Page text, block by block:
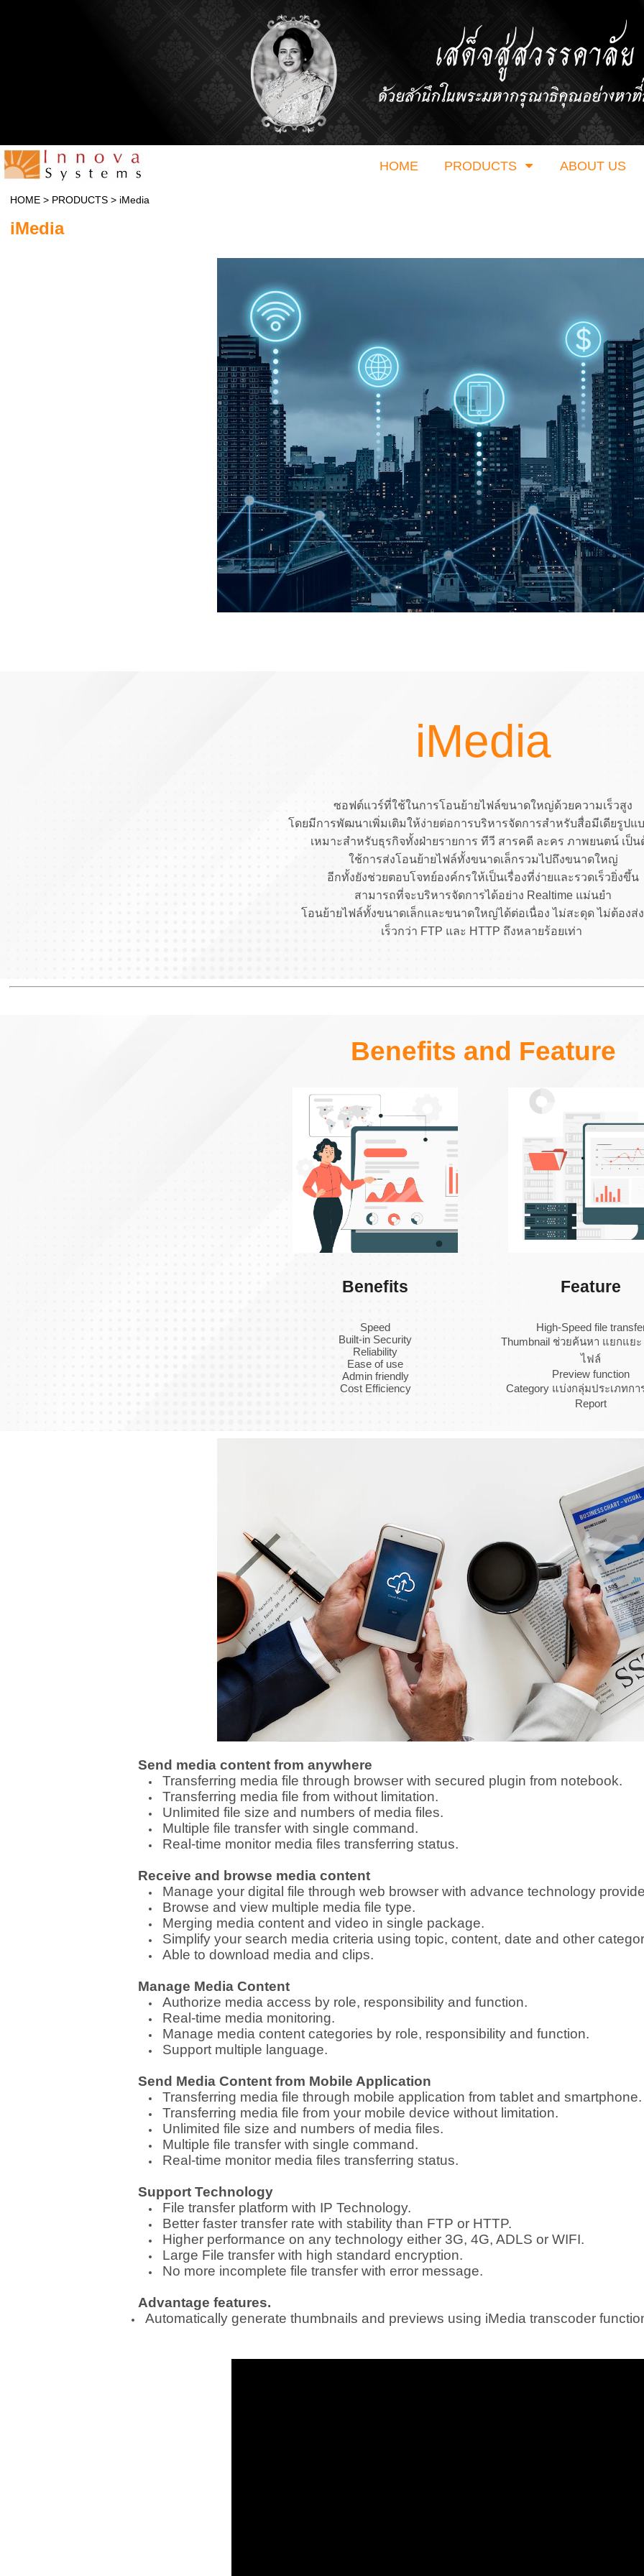
HOME PRODUCTS ABOUT US
HOME> PRODUCTS> iMedia
iMedia
iMedia
ซอฟต์แวร์ที่ใช้ในการโอนย้ายไฟล์ขนาดใหญ่ด้วยความเร็วสูง
โดยมีการพัฒนาเพิ่มเติมให้ง่ายต่อการบริหารจัดการสำหรับสื่อมีเดียรูปแ
เหมาะสำหรับธุรกิจทั้งฝ่ายรายการ ทีวี สารคดี ละคร ภาพยนตน์ เป็น
ใช้การส่งโอนย้ายไฟล์ทั้งขนาดเล็กรวมไปถึงขนาดใหญ่
อีกทั้งยังช่วยตอบโจทย์องค์กรให้เป็นเรื่องที่ง่ายและรวดเร็วยิ่งขึ้น
สามารถที่จะบริหารจัดการได้อย่าง Realtime แม่นยำ
โอนย้ายไฟล์ทั้งขนาดเล็กและขนาดใหญ่ได้ต่อเนื่อง ไม่สะดุด ไม่ต้องส่
เร็วกว่า FTP และ HTTP ถึงหลายร้อยเท่า
Benefits and Feature
Benefits
Speed
Built-in Security
Reliability
Ease of use
Admin friendly
Cost Efficiency
Feature
High-Speed file
Thumbnail ช่วยค้นหา แยกแยะ
ไฟล์
Preview function
Category แบ่งกลุ่มประเภทกา
Report
Send media content from anywhere
Transferring media file through browser with secured plugin from notebook.
Transferring media file from without limitation.
Unlimited file size and numbers of media files.
Multiple file transfer with single command.
Real-time monitor media files transferring status.
Receive and browse media content
Manage your digital file through web browser with advance technology
Browse and view multiple media file type.
Merging media content and video in single package.
Simplify your search media criteria using topic, content, date and other
Able to download media and clips.
Manage Media Content
Authorize media access by role, responsibility and function.
Real-time media monitoring.
Manage media content categories by role, responsibility and function.
Support multiple language.
Send Media Content from Mobile Application
Transferring media file through mobile application from tablet and smartphone.
Transferring media file from your mobile device without limitation.
Unlimited file size and numbers of media files.
Multiple file transfer with single command.
Real -time monitor media files transferring status.
Support Technology
File transfer platform with IP Technology.
Better faster transfer rate with stability than FTP or HTTP.
Higher performance on any technology either 3G, 4G, ADLS or WIFI.
Large File transfer with high standard encryption.
No more incomplete file transfer with error message.
Advantage features.
Automatically generate thumbnails and previews using iMedia transcoder